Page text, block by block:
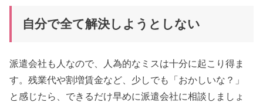
自分で全て解決しようとしない
派遣会社も人なので、人為的なミスは十分に起こり得ま
す。残業代や割増賃金など、少しでも「おかしいな？」
と感じたら、できるだけ早めに派遣会社に相談しましょ